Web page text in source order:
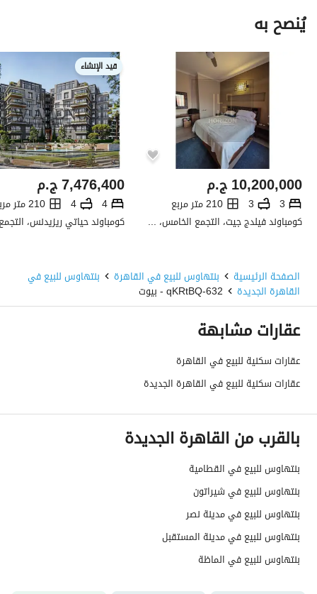
يُنصح به
ج.م10,200,000
3
3
210 متر مربع
كومباوند فيلدج جيت، التجمع الخامس، القاهرة الجديدة، القاهرة
قيد الإنشاء
ج.م7,476,400
4
4 210 متر مربع
الصفحة الرئيسية بنتهاوس للبيع في القاهرة بنتهاوس للبيع في
القاهرة الجديدة 632-qKRtBQ - بيوت
عقارات مشابهة
عقارات سكنية للبيع في القاهرة
عقارات سكنية للبيع في القاهرة الجديدة
بالقرب من القاهرة الجديدة
بنتهاوس للبيع في القطامية
بنتهاوس للبيع في شيراتون
بنتهاوس للبيع في مدينة نصر
بنتهاوس للبيع في مدينة المستقبل
بنتهاوس للبيع في الماظة